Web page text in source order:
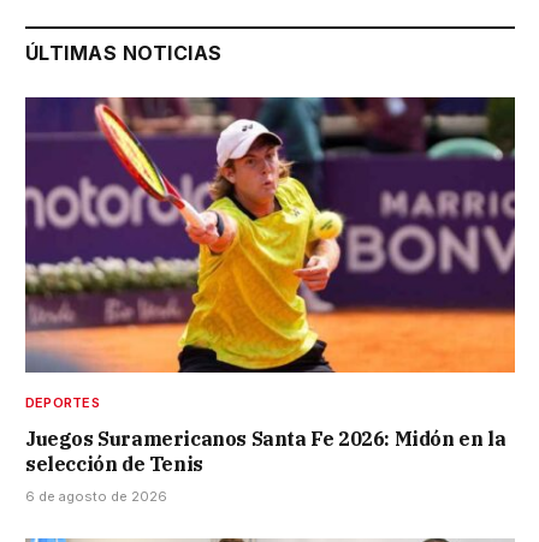
ÚLTIMAS NOTICIAS
DEPORTES
Juegos Suramericanos Santa Fe 2026: Midón en la
selección de Tenis
6 de agosto de 2026